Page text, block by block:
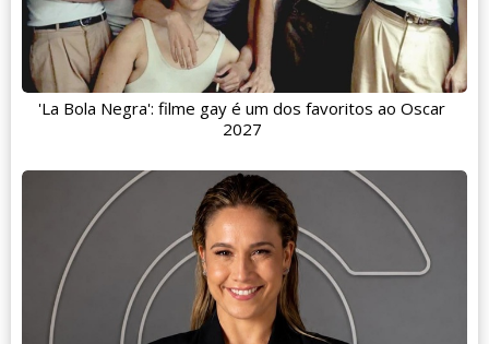
'La Bola Negra': filme gay é um dos favoritos ao Oscar
2027